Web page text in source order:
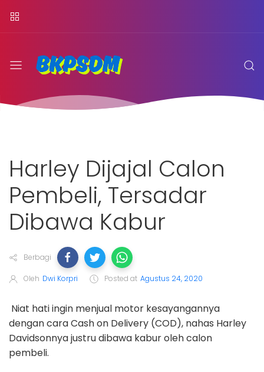
Harley Dijajal Calon
Pembeli, Tersadar
Dibawa Kabur
Berbagi
Oleh Dwi Korpri Posted at Agustus 24, 2020
Niat hati ingin menjual motor kesayangannya
dengan cara Cash on Delivery (COD), nahas Harley
Davidsonnya justru dibawa kabur oleh calon
pembeli.